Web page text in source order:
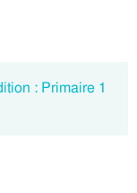
: Primaire 1